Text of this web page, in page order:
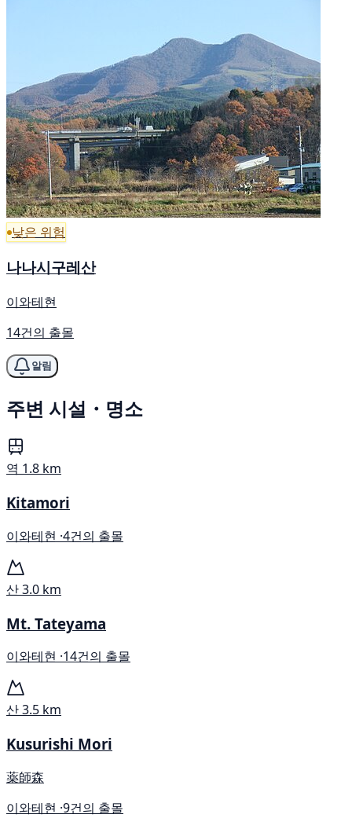
낮은 위험
나나시구레산
이와테현
14건의 출몰
알림
주변 시설・명소
역 1.8 km
Kitamori
이와테현 ·4건의 출몰
산3.0 km
Mt. Tateyama
이와테현 ·14건의 출몰
산3.5 km
Kusurishi Mori
薬師森
이와테현 ·9건의 출몰